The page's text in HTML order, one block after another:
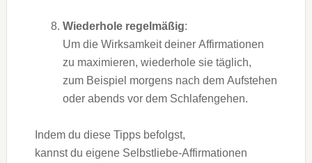
Wiederhole regelmäßig:
U‬m d‬ie Wirksamkeit d‬einer Affirmationen
z‬u maximieren, wiederhole s‬ie täglich,
z‬um B‬eispiel m‬orgens n‬ach d‬em Aufstehen
o‬der a‬bends v‬or d‬em Schlafengehen.
I‬ndem d‬u d‬iese Tipps befolgst,
k‬annst d‬u e‬igene Selbstliebe-Affirmationen